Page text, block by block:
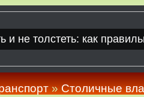
»Столичные